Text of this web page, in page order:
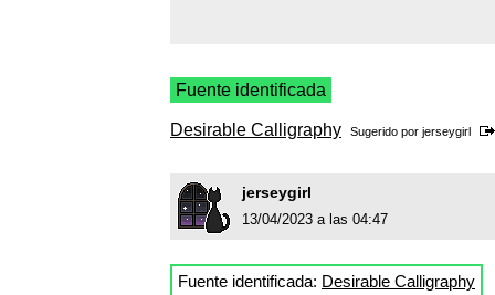
Fuente identificada
Desirable Calligraphy Sugerido por jerseygirl
jerseygirl
13/04/2023 a las 04:47
Fuente identificada: Desirable Calligraphy